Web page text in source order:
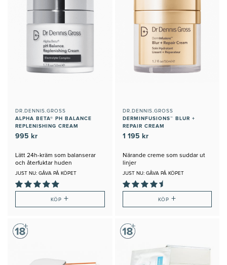
DR.DENNIS.GROSS
ALPHA BETA® PH BALANCE
REPLENISHING CREAM
995 kr
Lätt 24h-kräm som balanserar
och återfuktar huden
JUST NU: GÅVA PÅ KÖPET
KÖP+
DR.DENNIS.GROSS
DERMINFUSIONS™ BLUR +
REPAIR CREAM
1 195 kr
Närande creme som suddar ut
linjer
JUST NU: GÅVA PÅ KÖPET
KÖP +